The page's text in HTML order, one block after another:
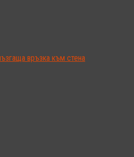
връзка към стена